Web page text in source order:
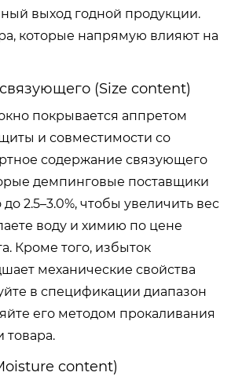
выход годной продукции.
которые напрямую влияют на
(Size content)
покрывается аппретом
и совместимости со
содержание связующего
демпинговые поставщики
2.5–3.0%, чтобы увеличить вес
воду и химию по цене
Кроме того, избыток
механические свойства
в спецификации диапазон
его методом прокаливания
товара.
content)